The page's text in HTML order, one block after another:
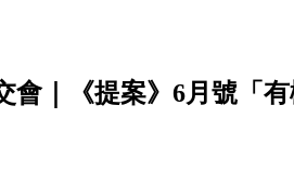
會｜《提案》6月號「有